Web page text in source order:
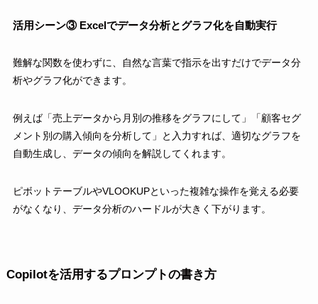
活用シーン③ Excelでデータ分析とグラフ化を自動実行
難解な関数を使わずに、自然な言葉で指示を出すだけでデータ分
析やグラフ化ができます。
例えば「売上データから月別の推移をグラフにして」「顧客セグ
メント別の購入傾向を分析して」と入力すれば、適切なグラフを
自動生成し、データの傾向を解説してくれます。
ピボットテーブルやVLOOKUPといった複雑な操作を覚える必要
がなくなり、データ分析のハードルが大きく下がります。
Copilotを活用するプロンプトの書き方